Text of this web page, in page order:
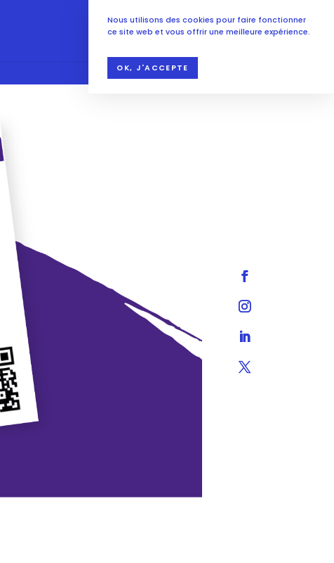
Nous utilisons des cookies pour faire fonctionner
ce site web et vous offrir une meilleure expérience.
OK, J'ACCEPTE